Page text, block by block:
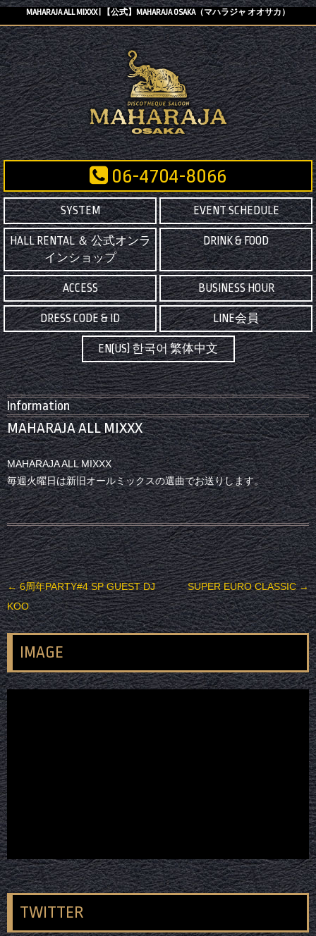
MAHARAJA ALL MIXXX | 【公式】MAHARAJA OSAKA（マハラジャ オオサカ）
06-4704-8066
SYSTEM EVENT SCHEDULE
HALL RENTAL ＆ 公式オンラ
インショップ
DRINK & FOOD
ACCESS BUSINESS HOUR
DRESS CODE & ID LINE会員
EN(US) 한국어 繁体中文
Information
MAHARAJA ALL MIXXX
MAHARAJA ALL MIXXX
毎週火曜日は新旧オールミックスの選曲でお送りします。
投稿ナビゲーション
←6周年PARTY#4 SP GUEST DJ
KOO
SUPER EURO CLASSIC→
IMAGE
TWITTER